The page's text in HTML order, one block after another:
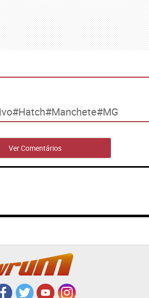
Hatch Manchete MG
Ver Comentários